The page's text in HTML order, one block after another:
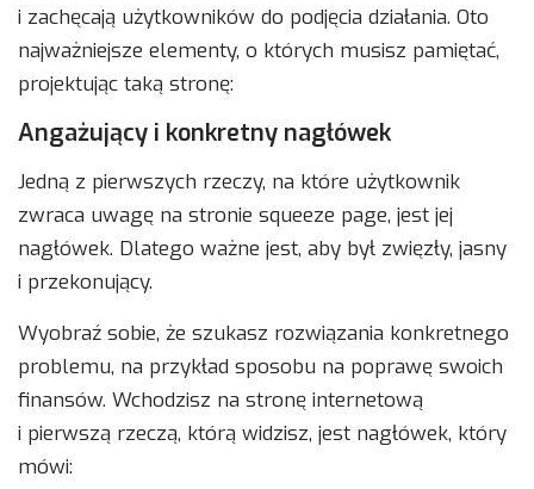
i zachęcają użytkowników do podjęcia działania. Oto
najważniejsze elementy, o których musisz pamiętać,
projektując taką stronę:
Angażujący i konkretny nagłówek
Jedną z pierwszych rzeczy, na które użytkownik
zwraca uwagę na stronie squeeze page, jest jej
nagłówek. Dlatego ważne jest, aby był zwięzły, jasny
i przekonujący.
Wyobraź sobie, że szukasz rozwiązania konkretnego
problemu, na przykład sposobu na poprawę swoich
finansów. Wchodzisz na stronę internetową
i pierwszą rzeczą, którą widzisz, jest nagłówek, który
mówi: